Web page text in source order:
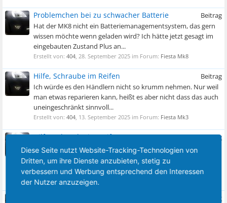
Beitrag
Problemchen bei zu schwacher Batterie
Hat der MK8 nicht ein Batteriemanagementsystem, das gern
wissen möchte wenn geladen wird? Ich hätte jetzt gesagt im
eingebauten Zustand Plus an...
Erstellt von: 404 28. September 2025 im Forum: Fiesta Mk8
Beitrag
Hilfe, Schraube im Reifen
Ich würde es den Händlern nicht so krumm nehmen. Nur weil
man etwas reparieren kann, heißt es aber nicht dass das auch
uneingeschränkt sinnvoll...
Erstellt von: 404 13. September 2025 im Forum: Fiesta Mk3
Beitrag
Hilfe, Schraube im Reifen
155/70R13 auf 4,5Jx13 und 185/55R14 auf 5,5Jx14 gab es
damals beim GFJ ab Werk zu bestellen. Bei den 14ern gibt es
genug Auswahl an Markenreifen...
Erstellt von: 12. September 2025
Beitrag
Diese Seite nutzt Website-Tracking-Technologien von
Dritten, um ihre Dienste anzubieten, stetig zu
verbessern und Werbung entsprechend den Interessen
der Nutzer anzuzeigen.